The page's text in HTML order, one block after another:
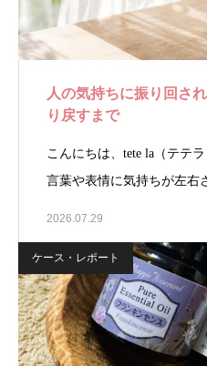
人の気持ちに振り回さ
り戻すまで
こんにちは、tete la（テテ
言葉や表情に気持ちが左右
2026.07.29
ケース・レポート